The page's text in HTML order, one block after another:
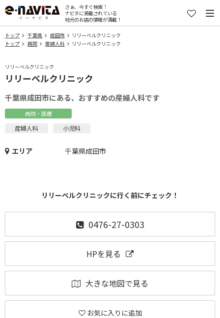
さぁ、今すぐ検索！
ナビタに掲載されている
地元のお店の情報が満載！
トップ 千葉県 成田市
リリーベルクリニック
トップ
病院 産婦人科 リリーベルクリニック
リリーベルクリニック
リリーベルクリニック
千葉県成田市にある、おすすめの産婦人科です
病院・医療
産婦人科 小児科
エリア 千葉県成田市
リリーベルクリニックに行く前にチェック！
0476-27-0303
HPを見る
大きな地図で見る
お気に入りに追加